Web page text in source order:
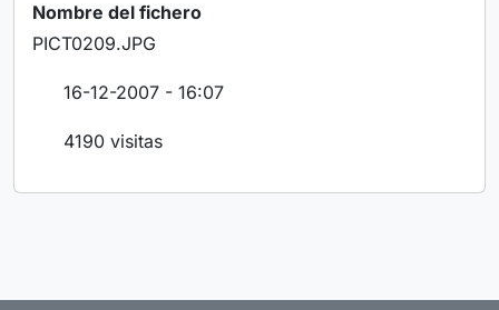
Nombre del fichero
PICT0209.JPG
16-12-2007 - 16:07
4190 visitas